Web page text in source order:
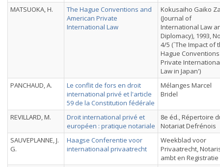
MATSUOKA, H.
The Hague Conventions and
American Private
International Law
Kokusaiho Gaiko
(Journal of
International Law
Diplomacy), 1993,
4/5 (`The Impact of
Hague
Private
Law in Japan')
PANCHAUD, A.
Le conflit de fors en droit
international privé et l'article
59 de la Constitution fédérale
Mélanges Marcel
Bridel
REVILLARD, M.
Droit international privé et
européen : pratique notariale
8e éd., Répertoire
Notariat Defrénois
SAUVEPLANNE, J.
G.
Haagse Conferentie voor
internationaal privaatrecht
Weekblad voor
Privaatrecht,
ambt en Registratie